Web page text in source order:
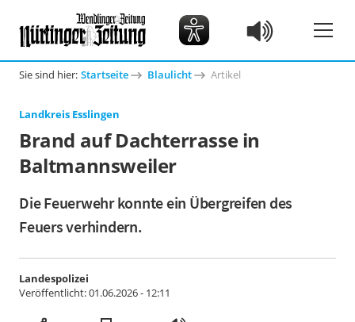
Sie sind hier: Startseite Blaulicht Artikel
Landkreis Esslingen
Brand auf Dachterrasse in
Baltmannsweiler
Die Feuerwehr konnte ein Übergreifen des
Feuers verhindern.
Landespolizei
Veröffentlicht:01.06.2026 - 12:11